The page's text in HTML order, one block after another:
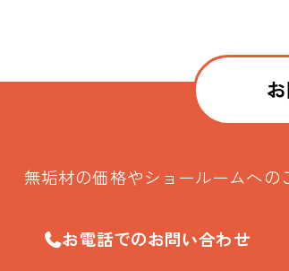
無垢材の価格やショールームへの
お電話でのお問い合わせ